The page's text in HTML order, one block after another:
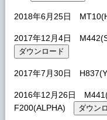
2018年6月25日
2017年12月4日
2017年7月30日
2016年12月26日
F200(ALPHA)